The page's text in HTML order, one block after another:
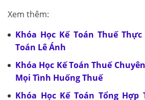
Xem thêm:
Khóa Học Kế Toán Thuế
Toán Lê Ánh
Khóa Học Kế Toán Thuế
Mọi Tình Huống Thuế
Khóa Học Kế Toán Tổng Hợp